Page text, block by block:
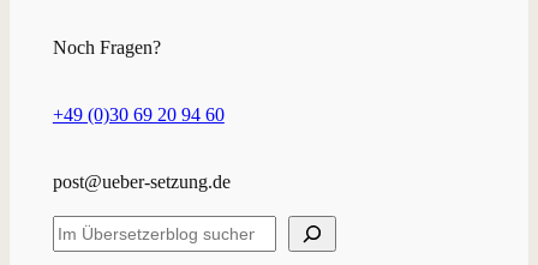
Noch Fragen?
+49 (0)30 69 20 94 60
post@ueber-setzung.de
S
u